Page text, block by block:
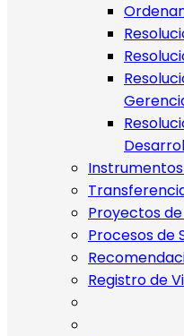
Proyectos
Procesos de
Registro de